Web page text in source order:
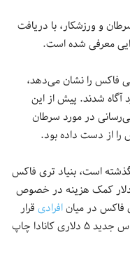
و ورزشکار، با دریافت
فاکس را نشان می‌دهد،
آگاه شدند. پیش از این
در مورد سرطان
از دست داده بود.
در سن ۲۲ سالگی در گذشته است، بنیاد تری فاکس
خود تا کنون ۸۵۰ میلیون دلار کمک هزینه در خصوص
فاکس در میانافرادیقرار
دارد که احتمال دارد تصویرش بر روی اسکناس جدید ۵ دلاری کانادا چاپ